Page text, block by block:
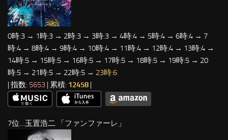
0時:3 → 1時:3 → 2時:3 → 3時:3 → 4時:4 → 5時:4 → 6時:4 → 7
時:4 → 8時:4 → 9時:4 → 10時:4 → 11時:4 → 12時:4 → 13時:4 →
14時:5 → 15時:5 → 16時:5 → 17時:5 → 18時:5 → 19時:5 → 20
時:5 → 21時:5 → 22時:5 → 23時:6
| 指数: 5653 | 累積: 12458 |
7位…玉置浩二 「 ファンファーレ 」